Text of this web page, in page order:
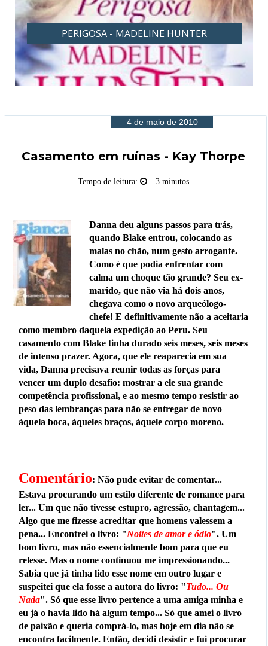
PERIGOSA - MADELINE HUNTER
4 de maio de 2010
Casamento em ruínas - Kay Thorpe
Tempo de leitura: 3 minutos
Danna deu alguns passos para trás,
quando Blake entrou, colocando as
malas no chão, num gesto arrogante.
Como é que podia enfrentar com
calma um choque tão grande? Seu ex-
marido, que não via há dois anos,
chegava como o novo arqueólogo-
chefe! E definitivamente não a aceitaria
como membro daquela expedição ao Peru. Seu
casamento com Blake tinha durado seis meses, seis meses
de intenso prazer. Agora, que ele reaparecia em sua
vida, Danna precisava reunir todas as forças para
vencer um duplo desafio: mostrar a ele sua grande
competência profissional, e ao mesmo tempo resistir ao
peso das lembranças para não se entregar de novo
àquela boca, àqueles braços, àquele corpo moreno.
Comentário: Não pude evitar de comentar...
Estava procurando um estilo diferente de romance para
ler... Um que não tivesse estupro, agressão, chantagem...
Algo que me fizesse acreditar que homens valessem a
pena... Encontrei o livro: "Noites de amor e ódio". Um
bom livro, mas não essencialmente bom para que eu
relesse. Mas o nome continuou me impressionando...
Sabia que já tinha lido esse nome em outro lugar e
suspeitei que ela fosse a autora do livro: "Tudo... Ou
Nada". Só que esse livro pertence a uma amiga minha e
eu já o havia lido há algum tempo... Só que amei o livro
de paixão e queria comprá-lo, mas hoje em dia não se
encontra facilmente. Então, decidi desistir e fui procurar